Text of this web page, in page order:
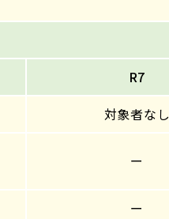
R7
対象者なし
ー
ー